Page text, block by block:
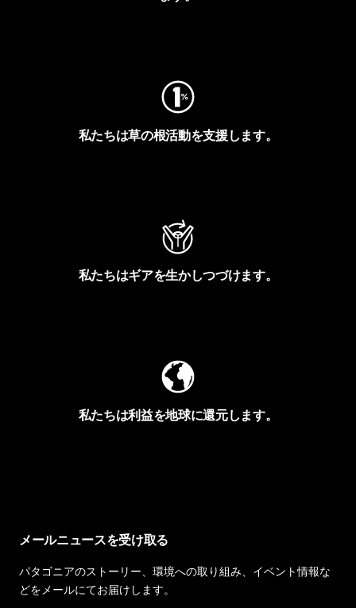
私たちは草の根活動を支援します。
私たちはギアを生かしつづけます。
私たちは利益を地球に還元します。
メールニュースを受け取る
パタゴニアのストーリー、環境への取り組み、イベント情報な
どをメールにてお届けします。